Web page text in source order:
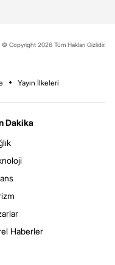
© Copyright 2026 Tüm Hakları Gizlidir.
Yayın İlkeleri
Dakika
Haberler